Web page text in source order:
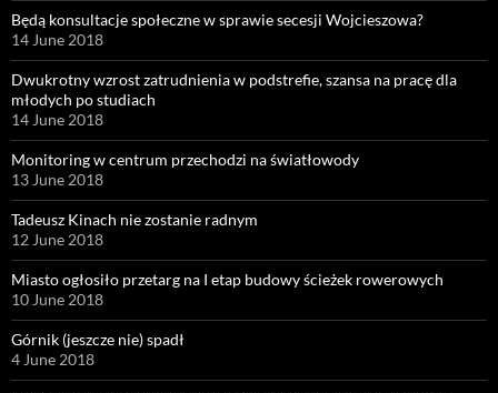
Będą konsultacje społeczne w sprawie secesji Wojcieszowa?
14 June 2018
Dwukrotny wzrost zatrudnienia w podstrefie, szansa na pracę dla
młodych po studiach
14 June 2018
Monitoring w centrum przechodzi na światłowody
13 June 2018
Tadeusz Kinach nie zostanie radnym
12 June 2018
Miasto ogłosiło przetarg na I etap budowy ścieżek rowerowych
10 June 2018
Górnik (jeszcze nie) spadł
4 June 2018